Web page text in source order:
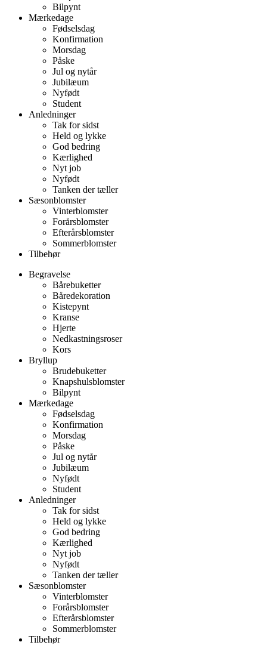
Bilpynt
Mærkedage
Fødselsdag
Konfirmation
Morsdag
Påske
Jul og nytår
Jubilæum
Nyfødt
Student
Anledninger
Tak for sidst
Held og lykke
God bedring
Kærlighed
Nyt job
Nyfødt
Tanken der tæller
Sæsonblomster
Vinterblomster
Forårsblomster
Efterårsblomster
Sommerblomster
Tilbehør
Begravelse
Bårebuketter
Båredekoration
Kistepynt
Kranse
Hjerte
Nedkastningsroser
Kors
Bryllup
Brudebuketter
Knapshulsblomster
Bilpynt
Mærkedage
Fødselsdag
Konfirmation
Morsdag
Påske
Jul og nytår
Jubilæum
Nyfødt
Student
Anledninger
Tak for sidst
Held og lykke
God bedring
Kærlighed
Nyt job
Nyfødt
Tanken der tæller
Sæsonblomster
Vinterblomster
Forårsblomster
Efterårsblomster
Sommerblomster
Tilbehør